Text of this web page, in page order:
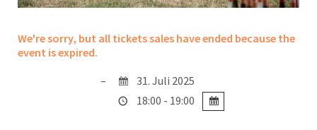
We're sorry, but all tickets sales have ended because the
event is expired.
31. Juli 2025
18:00 - 19:00